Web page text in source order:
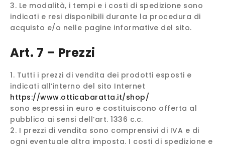
Le modalità, i tempi e i costi di spedizione sono
indicati e resi disponibili durante la procedura di
acquisto e/o nelle pagine informative del sito.
Art. 7 – Prezzi
Tutti i prezzi di vendita dei prodotti esposti e
indicati all’interno del sito Internet
https://www.otticabaratta.it/shop/
sono espressi in euro e costituiscono offerta al
pubblico ai sensi dell’art. 1336 c.c.
I prezzi di vendita sono comprensivi di IVA e di
ogni eventuale altra imposta. I costi di spedizione e